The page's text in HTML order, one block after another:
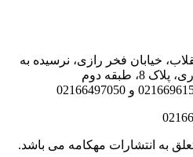
خیابان فخر رازی، نرسیده به
طبقه دوم
و 02166497050
به انتشارات مهکامه می باشد.